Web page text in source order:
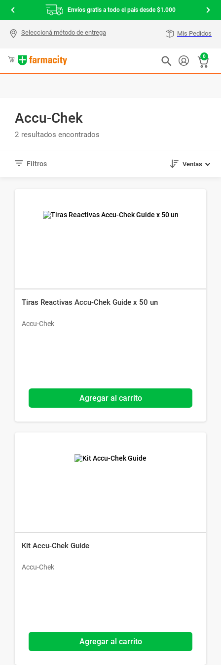
Envíos gratis a todo el país desde $1.000
Mis Pedidos
0
Accu-Chek
2
Ventas
Tiras Reactivas Accu-Chek Guide x 50 un
Accu-Chek
Agregar al carrito
Kit Accu-Chek Guide
Accu-Chek
Agregar al carrito